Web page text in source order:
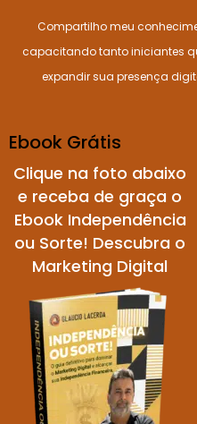
Compartilho meu
capacitando tanto iniciantes
expandir sua presença
Ebook Grátis
Clique na foto abaixo
e receba de graça o
Ebook Independência
ou Sorte! Descubra o
Marketing Digital